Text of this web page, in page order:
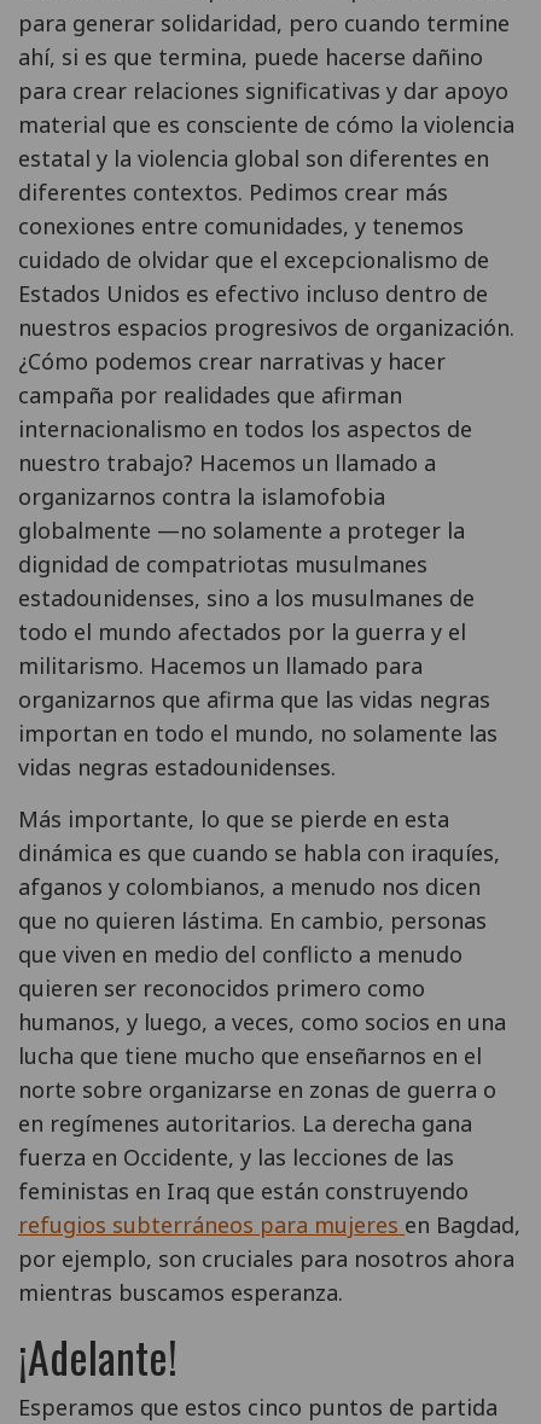
para generar solidaridad, pero cuando termine
ahí, si es que termina, puede hacerse dañino
para crear relaciones significativas y dar apoyo
material que es consciente de cómo la violencia
estatal y la violencia global son diferentes en
diferentes contextos. Pedimos crear más
conexiones entre comunidades, y tenemos
cuidado de olvidar que el excepcionalismo de
Estados Unidos es efectivo incluso dentro de
nuestros espacios progresivos de organización.
¿Cómo podemos crear narrativas y hacer
campaña por realidades que afirman
internacionalismo en todos los aspectos de
nuestro trabajo? Hacemos un llamado a
organizarnos contra la islamofobia
globalmente —no solamente a proteger la
dignidad de compatriotas musulmanes
estadounidenses, sino a los musulmanes de
todo el mundo afectados por la guerra y el
militarismo. Hacemos un llamado para
organizarnos que afirma que las vidas negras
importan en todo el mundo, no solamente las
vidas negras estadounidenses.
Más importante, lo que se pierde en esta
dinámica es que cuando se habla con iraquíes,
afganos y colombianos, a menudo nos dicen
que no quieren lástima. En cambio, personas
que viven en medio del conflicto a menudo
quieren ser reconocidos primero como
humanos, y luego, a veces, como socios en una
lucha que tiene mucho que enseñarnos en el
norte sobre organizarse en zonas de guerra o
en regímenes autoritarios. La derecha gana
fuerza en Occidente, y las lecciones de las
feministas en Iraq que están construyendo
refugios subterráneos para mujeres en Bagdad,
por ejemplo, son cruciales para nosotros ahora
mientras buscamos esperanza.
¡Adelante!
Esperamos que estos cinco puntos de partida